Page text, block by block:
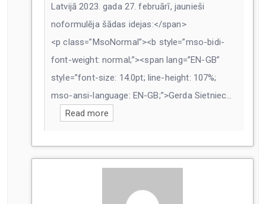
Latvijā 2023. gada 27. februārī, jaunieši
noformulēja šādas idejas:</span>
<p class=”MsoNormal”><b style=”mso-bidi-
font-weight: normal;”><span lang=”EN-GB”
style=”font-size: 14.0pt; line-height: 107%;
mso-ansi-language: EN-GB;”>Gerda Sietniec…
Read more